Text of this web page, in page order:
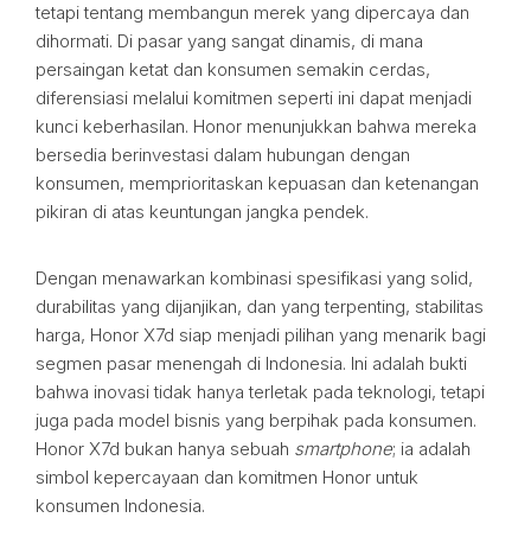
tetapi tentang membangun merek yang dipercaya dan
dihormati. Di pasar yang sangat dinamis, di mana
persaingan ketat dan konsumen semakin cerdas,
diferensiasi melalui komitmen seperti ini dapat menjadi
kunci keberhasilan. Honor menunjukkan bahwa mereka
bersedia berinvestasi dalam hubungan dengan
konsumen, memprioritaskan kepuasan dan ketenangan
pikiran di atas keuntungan jangka pendek.
Dengan menawarkan kombinasi spesifikasi yang solid,
durabilitas yang dijanjikan, dan yang terpenting, stabilitas
harga, Honor X7d siap menjadi pilihan yang menarik bagi
segmen pasar menengah di Indonesia. Ini adalah bukti
bahwa inovasi tidak hanya terletak pada teknologi, tetapi
juga pada model bisnis yang berpihak pada konsumen.
Honor X7d bukan hanya sebuah smartphone; ia adalah
simbol kepercayaan dan komitmen Honor untuk
konsumen Indonesia.